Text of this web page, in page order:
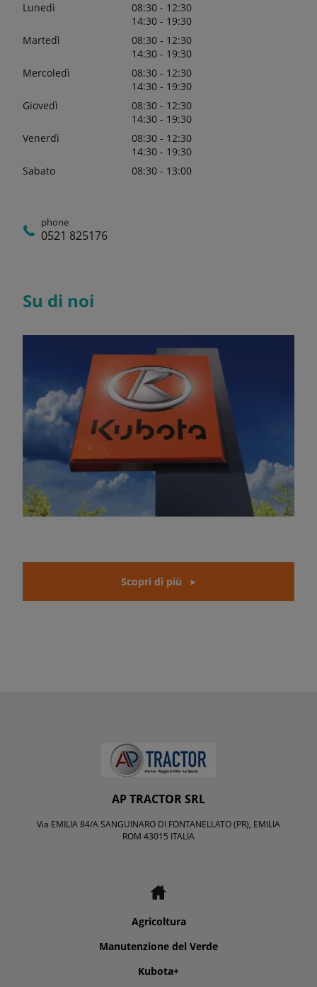
Lunedì
08:30 - 12:30
14:30 - 19:30
Martedì
08:30 - 12:30
14:30 - 19:30
Mercoledì
08:30 - 12:30
14:30 - 19:30
Giovedì
08:30 - 12:30
14:30 - 19:30
Venerdì
08:30 - 12:30
14:30 - 19:30
Sabato
08:30 - 13:00
phone
0521 825176
Su di noi
Scopri di più
AP TRACTOR SRL
Via EMILIA 84/A SANGUINARO DI FONTANELLATO (PR), EMILIA
ROM 43015 ITALIA
Agricoltura
Manutenzione del Verde
Kubota+